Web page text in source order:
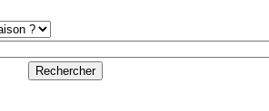
Rechercher